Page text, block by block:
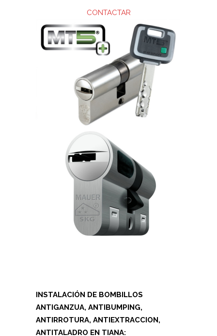
CONTACTAR
INSTALACIÓN DE BOMBILLOS
ANTIGANZUA, ANTIBUMPING,
ANTIRROTURA, ANTIEXTRACCION,
ANTITALADRO EN TIANA: